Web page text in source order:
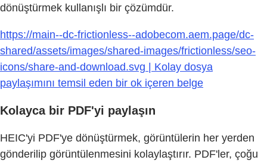
dönüştürmek kullanışlı bir çözümdür.
https://main--dc-frictionless--adobecom.aem.page/dc-
shared/assets/images/shared-images/frictionless/seo-
icons/share-and-download.svg | Kolay dosya
paylaşımını temsil eden bir ok içeren belge
Kolayca bir PDF'yi paylaşın
HEIC'yi PDF'ye dönüştürmek, görüntülerin her yerden
gönderilip görüntülenmesini kolaylaştırır. PDF'ler, çoğu